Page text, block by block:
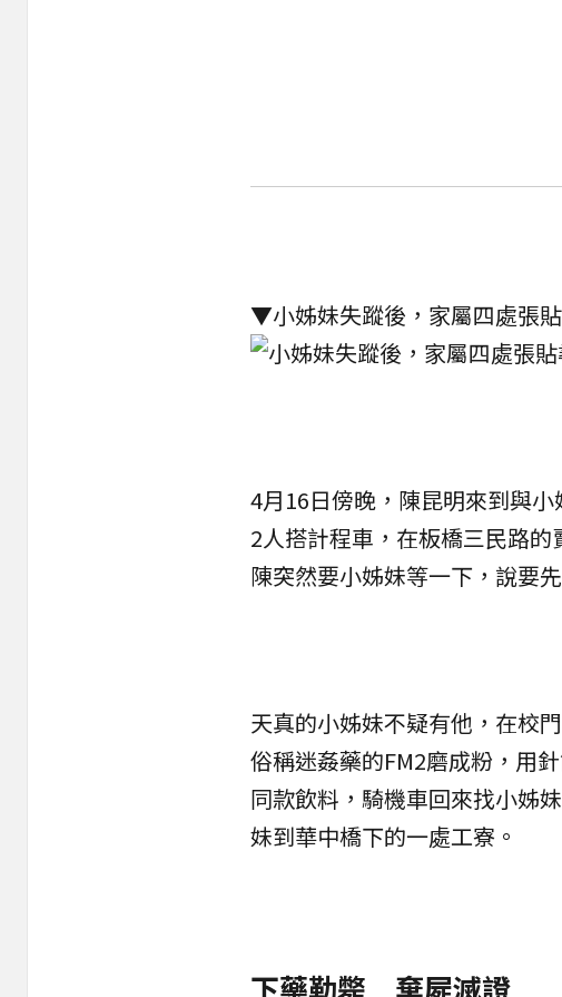
▼小姊妹失蹤後，家屬四處張貼
4月16日傍晚，陳昆明來到與
2人搭計程車，在板橋三民路的
陳突然要小姊妹等一下，說要
天真的小姊妹不疑有他，在校
俗稱迷姦藥的FM2磨成粉，用
同款飲料，騎機車回來找小姊
妹到華中橋下的一處工寮。
下藥勒斃 棄屍滅證